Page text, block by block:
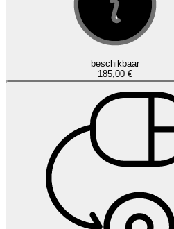
beschikbaar
185,00 €